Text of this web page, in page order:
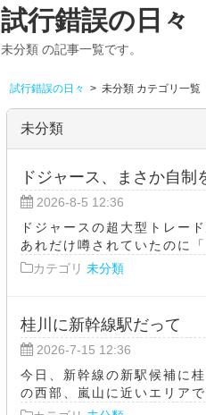
試行錯誤の日々
未分類 の記事一覧です。
試行錯誤の日々 > 未分類 カテゴリ一覧
未分類
ドジャース、まさか自制
2026-8-5 12:36
ドジャースの超大型トレー
あれだけ噂されていたのに
カテゴリ 未分類
桂川に新幹線駅だって
2026-7-15 12:36
今日、新幹線の新駅候補に
の西部、嵐山に近いエリア